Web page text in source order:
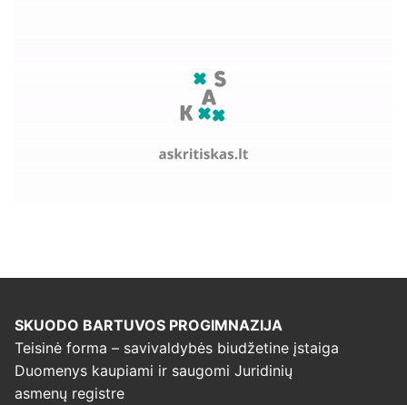
SKUODO BARTUVOS PROGIMNAZIJA
Teisinė forma – savivaldybės biudžetine įstaiga
Duomenys kaupiami ir saugomi Juridinių
asmenų registre